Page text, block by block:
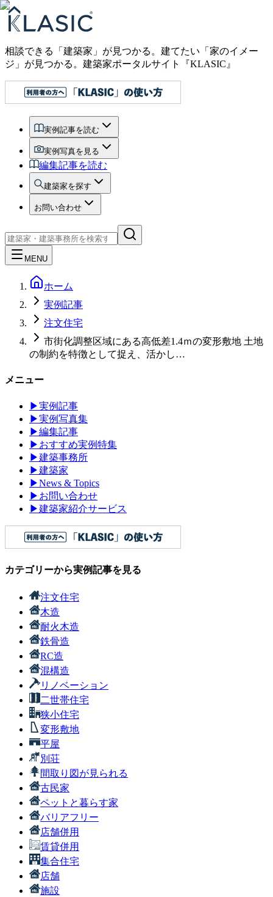
相談できる「建築家」が見つかる。建てたい「家のイメー
ジ」が見つかる。 建築家ポータルサイト『KLASIC』
実例記事を読む
実例写真を見る
編集記事を読む
建築家を探す
お問い合わせ
MENU
ホーム
実例記事
注文住宅
市街化調整区域にある高低差1.4ｍの変形敷地 土地
の制約を特徴として捉え、活かし…
メニュー
▶実例記事
▶実例写真集
▶編集記事
▶ おすすめ実例特集
▶建築事務所
▶建築家
▶News & Topics
▶ お問い合わせ
▶建築家紹介サービス
カテゴリーから実例記事を見る
注文住宅
木造
耐火木造
鉄骨造
RC造
混構造
リノベーション
二世帯住宅
狭小住宅
変形敷地
平屋
別荘
間取り図が見られる
古民家
ペットと暮らす家
バリアフリー
店舗併用
賃貸併用
集合住宅
店舗
施設